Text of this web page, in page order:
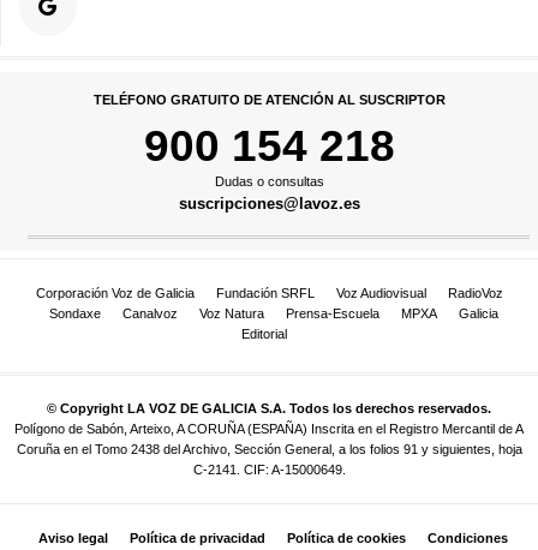
TELÉFONO GRATUITO DE ATENCIÓN AL SUSCRIPTOR
900 154 218
Dudas o consultas
suscripciones@lavoz.es
Corporación Voz de Galicia Fundación SRFL Voz Audiovisual
RadioVoz
Sondaxe
Canalvoz Voz Natura Prensa-Escuela MPXA
Galicia
Editorial
© Copyright LA VOZ DE GALICIA S.A. Todos los derechos reservados.
Polígono de Sabón, Arteixo, A CORUÑA (ESPAÑA) Inscrita en el Registro Mercantil de A
Coruña en el Tomo 2438 del Archivo, Sección General, a los folios 91 y siguientes, hoja
C-2141. CIF: A-15000649.
Aviso legal Política de privacidad Política de cookies Condiciones